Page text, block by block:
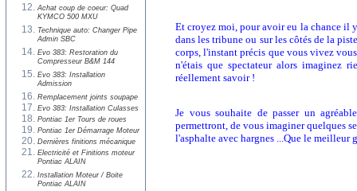
Achat coup de coeur: Quad
KYMCO 500 MXU
Technique auto: Changer Pipe
Admin SBC
Evo 383: Restoration du
Compresseur B&M 144
Evo 383: Installation
Admission
Remplacement joints soupape
Evo 383: Installation Culasses
Pontiac 1er Tours de roues
Pontiac 1er Démarrage Moteur
Dernières finitions mécanique
Electricité et Finitions moteur
Pontiac ALAIN
Installation Moteur / Boite
Pontiac ALAIN
Et croyez moi, pour avoir eu la chance il
dans les tribune ou sur les côtés de la
corps, l'instant précis que vous vivez
n'étais que spectateur alors imaginez
réellement savoir !
Je vous souhaite de passer un
permettront, de vous imaginer quelques
l'asphalte avec hargnes ...Que le meilleur